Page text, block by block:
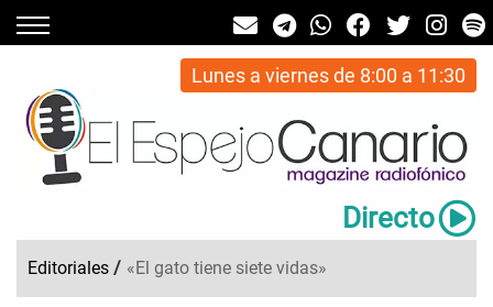
Lunes a viernes de 8:00 a 11:30
Directo
Editoriales / «El gato tiene siete vidas»